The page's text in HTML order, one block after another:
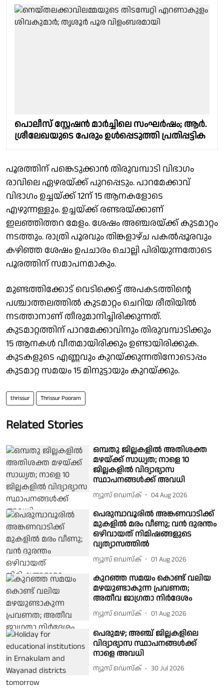
പൊലീസ് സ്റ്റേഷൻ മാർച്ചിലെ സംഘർഷം; ആർ.
ശ്രീലേഖയുടെ പേരും ഉൾപ്പെടുത്തി പ്രതിപ്പട്ടിക
പൂരത്തിന് പങ്കെടുക്കാൻ തിരുവമ്പാടി വിഭാഗം
രാവിലെ ഏഴരയ്ക്ക് പുറപ്പെടും. പാറമേക്കാവ്
വിഭാഗം ഉച്ചയ്ക്ക് 12ന് 15 ആനകളോടെ
എഴുന്നള്ളും. ഉച്ചയ്ക്ക് രണ്ടരയ്ക്കാണ്
ഇലഞ്ഞിത്തറ മേളം. ശേഷം അഞ്ചരയ്ക്ക് കുടമാറ്റം
നടത്തും. രാത്രി പൂരവും തിങ്കളാഴ്ച പകൽപ്പൂരവും
കഴിഞ്ഞ ശേഷം ഉപചാരം ചൊല്ലി പിരിയുന്നതോടെ
പൂരത്തിന് സമാപനമാകും.
മുണ്ടത്തിക്കോട് വെടിക്കെട്ട് അപകടത്തിൻ്റെ
പശ്ചാത്തലത്തിൽ കുടമാറ്റം ചെറിയ രീതിയിൽ
നടത്താനാണ് തീരുമാനിച്ചിരിക്കുന്നത്.
കുടമാറ്റത്തിന് പാറമേക്കാവിനും തിരുവമ്പാടിക്കും
15 ആനകള്‍ വീതമായിരിക്കും ഉണ്ടായിരിക്കുക.
കുടകളുടെ എണ്ണവും കുറയ്ക്കുന്നതിനോടൊപ്പം
കുടമാറ്റ സമയം 15 മിനുട്ടായും കുറയ്ക്കും.
thrissur Thrissur Pooram
Related Stories
ഒമ്പതു ജില്ലകളില്‍ അതിശക്ത
മഴയ്ക്ക് സാധ്യത; നാളെ 10
ജില്ലകളില്‍ വിദ്യാഭ്യാസ
സ്ഥാപനങ്ങള്‍ക്ക് അവധി
ന്യൂസ് ഡെസ്ക് 04 Aug 2026
പെരുമ്പാവൂരില്‍ അങ്കണവാടിക്ക്
മുകളിൽ മരം വീണു; വൻ ദുരന്തം
ഒഴിവായത് നിമിഷങ്ങളുടെ
വ്യത്യാസത്തില്‍
ന്യൂസ് ഡെസ്ക് 01 Aug 2026
കുറഞ്ഞ സമയം കൊണ്ട് വലിയ
മഴയുണ്ടാകുന്ന പ്രവണത;
അതീവ ജാഗ്രതാ നിര്‍ദേശം
ന്യൂസ് ഡെസ്ക് 01 Aug 2026
പെരുമഴ; അഞ്ച് ജില്ലകളിലെ
വിദ്യാഭ്യാസ സ്ഥാപനങ്ങൾക്ക്
നാളെ അവധി
ന്യൂസ് ഡെസ്ക് 30 Jul 2026